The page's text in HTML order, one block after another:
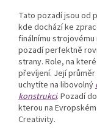
Tato pozadí jsou od
kde dochází ke
finálnímu strojovému
pozadí perfektně
strany. Role, na
převíjení. Její
uchytíte na libovolný
konstrukci. Pozadí
kterou na
Creativity.